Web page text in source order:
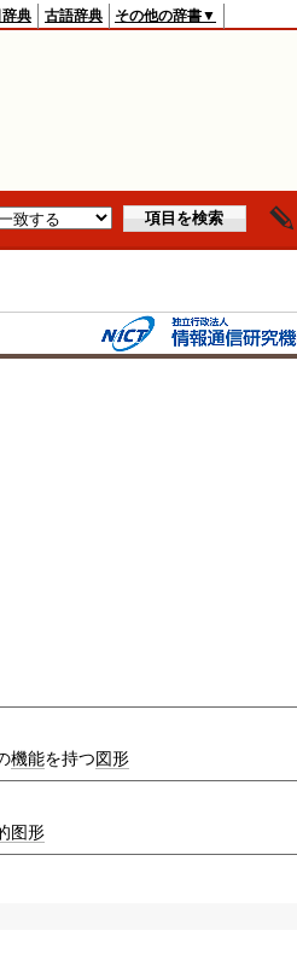
辞典 古語辞典 その他の辞書▼
機能を持つ図形
图形